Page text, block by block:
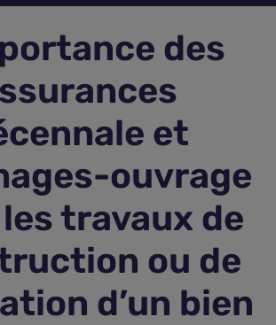
des
et
ouvrage
travaux de
ou de
d’un bien